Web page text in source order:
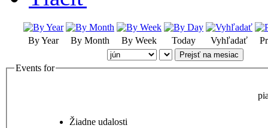
By Year By Month By Week Today Vyhľadať
Prejsť na mesiac
Events for
Žiadne udalosti